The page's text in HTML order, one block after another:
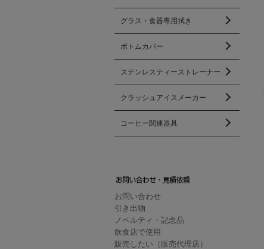
グラス・食器専用拭き
ボトムカバー
ステンレスティーストレーナー
クラッシュアイスメーカー
コーヒー関連器具
お問い合わせ
引き出物
ノベルティ・記念品
飲食店で使用
販売したい（販売代理店）